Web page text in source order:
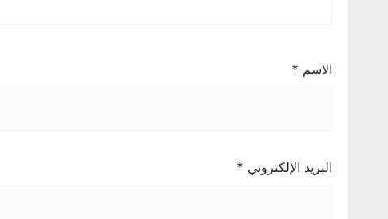
الاسم *
البريد الإلكتروني *